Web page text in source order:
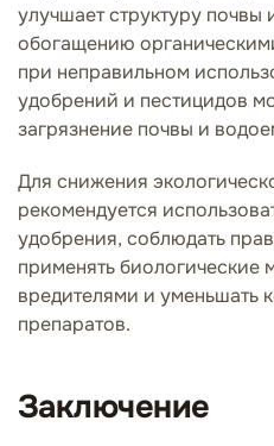
улучшает структуру почвы
обогащению
при неправильном
удобрений и пестицидов
загрязнение почвы и
Для снижения
рекомендуется
удобрения, соблюдать
применять биологические
вредителями и уменьшать
препаратов.
Заключение